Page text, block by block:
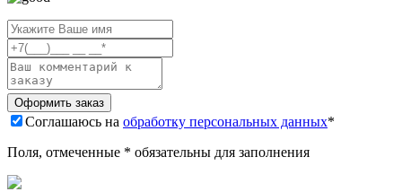
Соглашаюсь на обработку персональных данных*
Поля, отмеченные * обязательны для заполнения